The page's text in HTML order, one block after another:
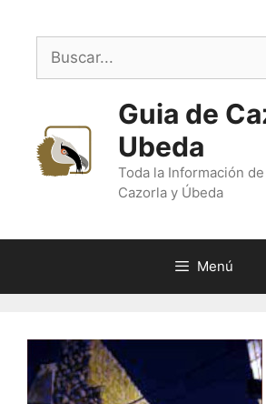
contenido
Buscar:
Guia de
Ubeda
Toda la Información
Cazorla y Úbeda
Menú